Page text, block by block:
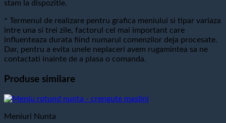
stam la dispozitie.
* Termenul de realizare pentru grafica meniului si tipar variaza
intre una si trei zile, factorul cel mai important care
influenteaza durata fiind numarul comenzilor deja procesate.
Dar, pentru a evita unele neplaceri avem rugamintea sa ne
contactati inainte de a plasa o comanda.
Produse similare
Meniuri Nunta